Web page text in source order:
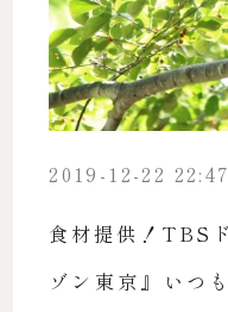
2019-12-22
食材提供！TBS
ゾン東京』いつ